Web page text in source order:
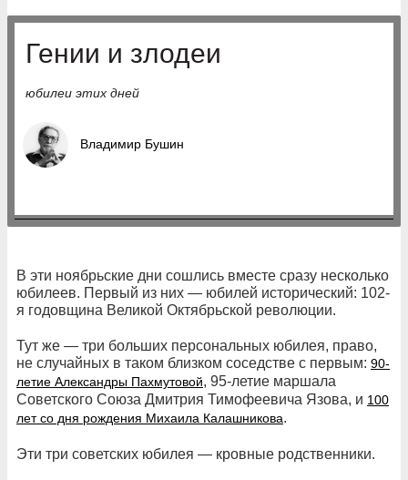
Гении и злодеи
юбилеи этих дней
Владимир Бушин
В эти ноябрьские дни сошлись вместе сразу несколько
юбилеев. Первый из них — юбилей исторический: 102-
я годовщина Великой Октябрьской революции.
Тут же — три больших персональных юбилея, право,
не случайных в таком близком соседстве с первым: 90-
летие Александры Пахмутовой, 95-летие маршала
Советского Союза Дмитрия Тимофеевича Язова, и 100
лет со дня рождения Михаила Калашникова.
Эти три советских юбилея — кровные родственники.